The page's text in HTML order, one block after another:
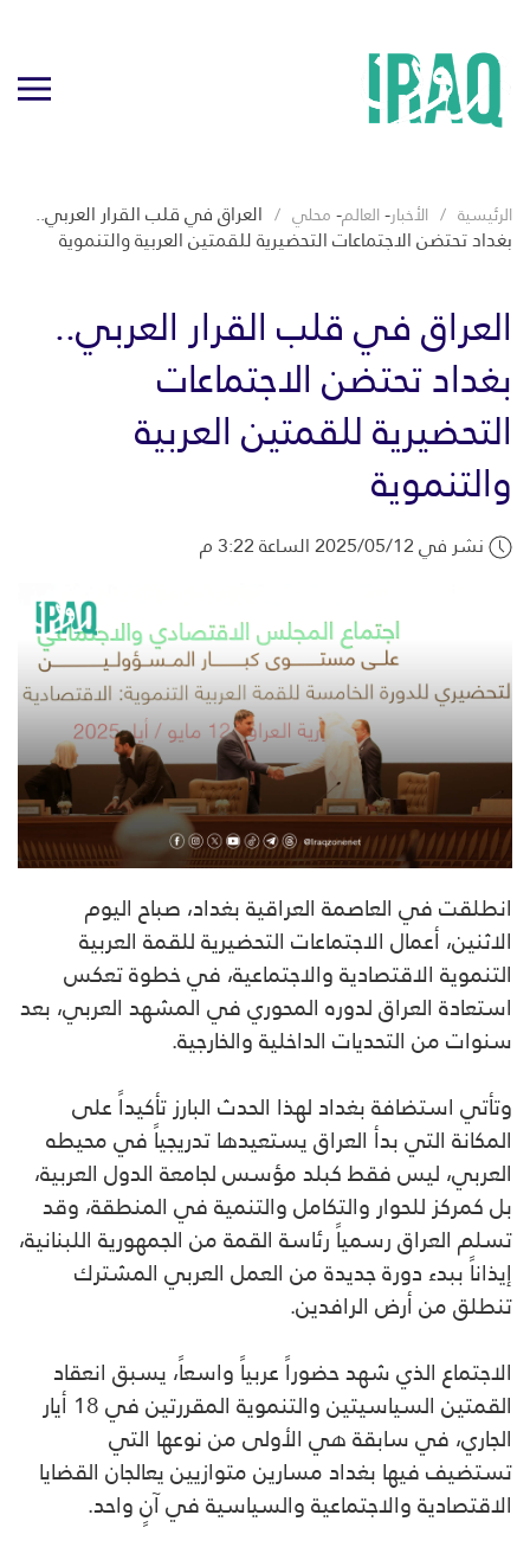
الرئيسية الأخبار-العالم-محلي العراق في قلب القرار العربي..
بغداد تحتضن الاجتماعات التحضيرية للقمتين العربية والتنموية
العراق في قلب القرار العربي..
بغداد تحتضن الاجتماعات
التحضيرية للقمتين العربية
والتنموية
نشر في 2025/05/12 الساعة 3:22 م
انطلقت في العاصمة العراقية بغداد، صباح اليوم
الاثنين، أعمال الاجتماعات التحضيرية للقمة العربية
التنموية الاقتصادية والاجتماعية، في خطوة تعكس
استعادة العراق لدوره المحوري في المشهد العربي، بعد
سنوات من التحديات الداخلية والخارجية.
وتأتي استضافة بغداد لهذا الحدث البارز تأكيداً على
المكانة التي بدأ العراق يستعيدها تدريجياً في محيطه
العربي، ليس فقط كبلد مؤسس لجامعة الدول العربية،
بل كمركز للحوار والتكامل والتنمية في المنطقة، وقد
تسلم العراق رسمياً رئاسة القمة من الجمهورية اللبنانية،
إيذاناً ببدء دورة جديدة من العمل العربي المشترك
تنطلق من أرض الرافدين.
الاجتماع الذي شهد حضوراً عربياً واسعاً، يسبق انعقاد
القمتين السياسيتين والتنموية المقررتين في 18 أيار
الجاري، في سابقة هي الأولى من نوعها التي
تستضيف فيها بغداد مسارين متوازيين يعالجان القضايا
الاقتصادية والاجتماعية والسياسية في آنٍ واحد.